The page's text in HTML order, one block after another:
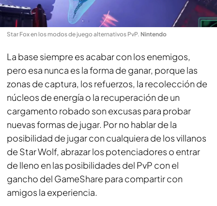
Star Fox en los modos de juego alternativos PvP. Nintendo
La base siempre es acabar con los enemigos,
pero esa nunca es la forma de ganar, porque las
zonas de captura, los refuerzos, la recolección de
núcleos de energía o la recuperación de un
cargamento robado son excusas para probar
nuevas formas de jugar. Por no hablar de la
posibilidad de jugar con cualquiera de los villanos
de Star Wolf, abrazar los potenciadores o entrar
de lleno en las posibilidades del PvP con el
gancho del GameShare para compartir con
amigos la experiencia.